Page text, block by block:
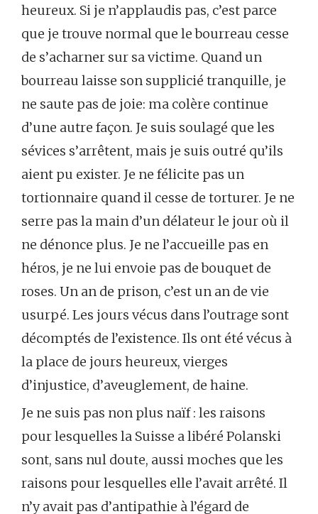
heureux. Si je n’applaudis pas, c’est parce
que je trouve normal que le bourreau cesse
de s’acharner sur sa victime. Quand un
bourreau laisse son supplicié tranquille, je
ne saute pas de joie: ma colère continue
d’une autre façon. Je suis soulagé que les
sévices s’arrêtent, mais je suis outré qu’ils
aient pu exister. Je ne félicite pas un
tortionnaire quand il cesse de torturer. Je ne
serre pas la main d’un délateur le jour où il
ne dénonce plus. Je ne l’accueille pas en
héros, je ne lui envoie pas de bouquet de
roses. Un an de prison, c’est un an de vie
usurpé. Les jours vécus dans l’outrage sont
décomptés de l’existence. Ils ont été vécus à
la place de jours heureux, vierges
d’injustice, d’aveuglement, de haine.
Je ne suis pas non plus naïf : les raisons
pour lesquelles la Suisse a libéré Polanski
sont, sans nul doute, aussi moches que les
raisons pour lesquelles elle l’avait arrêté. Il
n’y avait pas d’antipathie à l’égard de